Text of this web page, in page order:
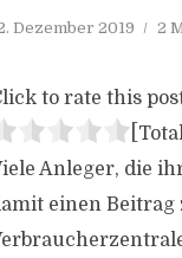
Dezember 2019 2
to rate this
Anleger, die
einen